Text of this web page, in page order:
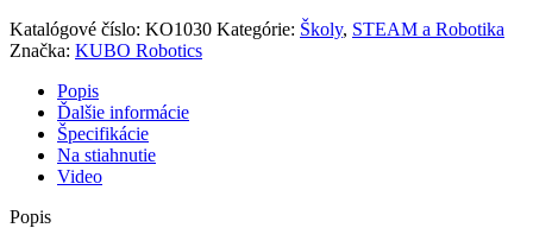
Katalógové číslo: KO1030 Kategórie: Školy, STEAM a Robotika
Značka: KUBO Robotics
Popis
Ďalšie informácie
Špecifikácie
Na stiahnutie
Video
Popis